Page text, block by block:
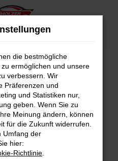
Fahrzeugsuche
aufgetreten.
dir helfen können:
und deine
zum Beispiel deine
die bestmögliche
ermöglichen und unsere
verbessern. Wir
Präferenzen und
und Statistiken nur,
geben. Wenn Sie zu
Meinung ändern, können
für die Zukunft widerrufen.
Umfang der
hier:
Richtlinie